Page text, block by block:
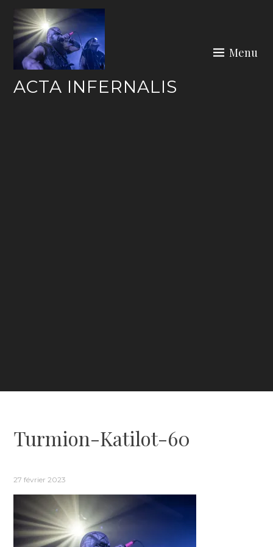
content
ACTA INFERNALIS
Menu
Turmion-Katilot-60
27 février 2023